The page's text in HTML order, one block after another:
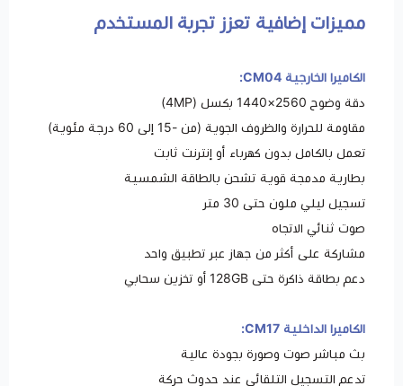
مميزات إضافية تعزز تجربة المستخدم
الكاميرا الخارجية CM04:
دقة وضوح 2560×1440 بكسل (4MP)
مقاومة للحرارة والظروف الجوية (من -15 إلى 60 درجة مئوية)
تعمل بالكامل بدون كهرباء أو إنترنت ثابت
بطارية مدمجة قوية تشحن بالطاقة الشمسية
تسجيل ليلي ملون حتى 30 متر
صوت ثنائي الاتجاه
مشاركة على أكثر من جهاز عبر تطبيق واحد
دعم بطاقة ذاكرة حتى 128GB أو تخزين سحابي
الكاميرا الداخلية CM17:
بث مباشر صوت وصورة بجودة عالية
تدعم التسجيل التلقائي عند حدوث حركة